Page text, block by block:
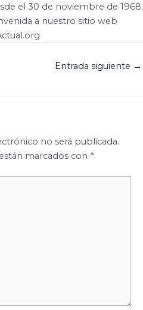
el 30 de noviembre de 1968.
a nuestro sitio web
Entrada siguiente →
no será publicada.
marcados con *